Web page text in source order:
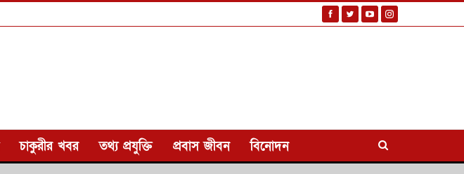
চাকুরীর খবর তথ্য প্রযুক্তি প্রবাস জীবন বিনোদন